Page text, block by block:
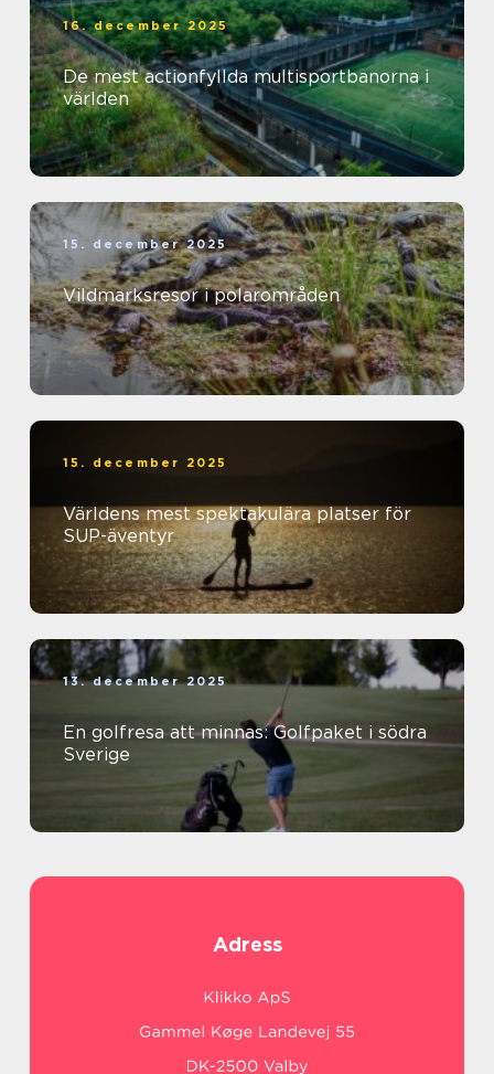
16. december 2025
De mest actionfyllda multisportbanorna i
världen
15. december 2025
Vildmarksresor i polarområden
15. december 2025
Världens mest spektakulära platser för
SUP-äventyr
13. december 2025
En golfresa att minnas: Golfpaket i södra
Sverige
Adress